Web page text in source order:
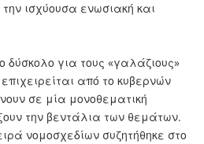
ισχύουσα ενωσιακή και
για τους «γαλάζιους»
από το κυβερνών
σε μία μονοθεματική
την βεντάλια των θεμάτων.
νομοσχεδίων συζητήθηκε στο